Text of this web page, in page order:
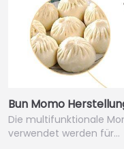
Bun Momo
Die multifunktionale
verwendet werden für…